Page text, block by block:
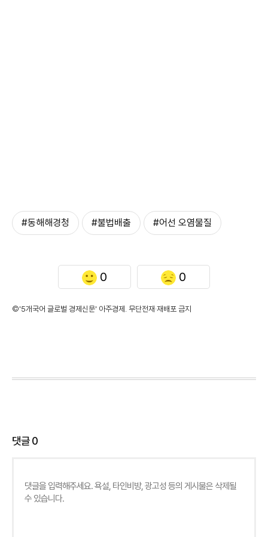
#동해해경청 #불법배출 #어선 오염물질
0 0
©'5개국어 글로벌 경제신문' 아주경제. 무단전재·재배포 금지
댓글0